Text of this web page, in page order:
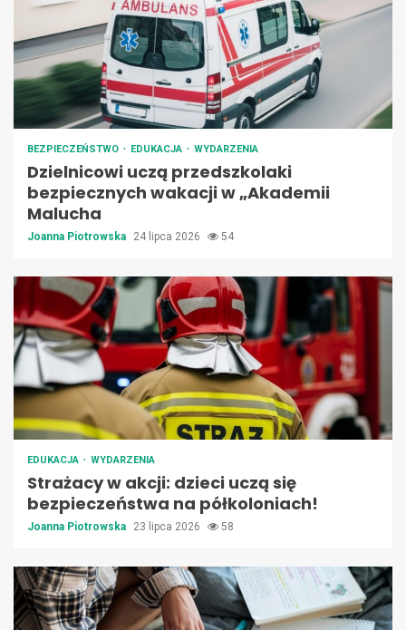
BEZPIECZEŃSTWO EDUKACJA WYDARZENIA
Dzielnicowi uczą przedszkolaki
bezpiecznych wakacji w „Akademii
Malucha
Joanna Piotrowska 24 lipca 2026 54
EDUKACJA WYDARZENIA
Strażacy w akcji: dzieci uczą się
bezpieczeństwa na półkoloniach!
Joanna Piotrowska 23 lipca 2026 58